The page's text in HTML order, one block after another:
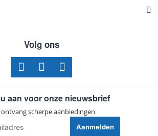
Volg ons
aan voor onze nieuwsbrief
scherpe aanbiedingen
Aanmelden